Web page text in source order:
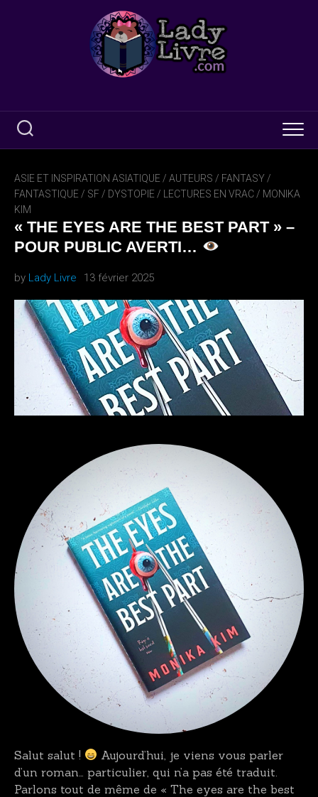
ASIE ET INSPIRATION ASIATIQUE / AUTEURS / FANTASY /
FANTASTIQUE / SF / DYSTOPIE / LECTURES EN VRAC / MONIKA
KIM
« THE EYES ARE THE BEST PART » –
POUR PUBLIC AVERTI…
by Lady Livre 13 février 2025
Salut salut !
Aujourd’hui, je viens vous parler
d’un roman… particulier, qui n’a pas été traduit.
Parlons tout de même de « The eyes are the best